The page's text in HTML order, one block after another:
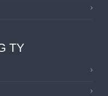
TY